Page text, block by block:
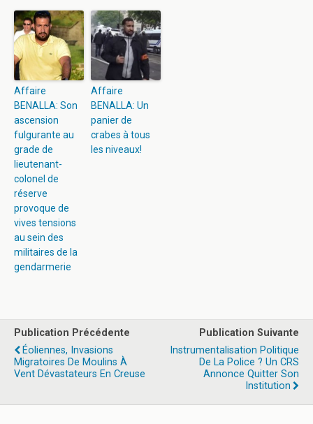
Affaire
BENALLA: Son
ascension
fulgurante au
grade de
lieutenant-
colonel de
réserve
provoque de
vives tensions
au sein des
militaires de la
gendarmerie
Affaire
BENALLA: Un
panier de
crabes à tous
les niveaux!
Publication Précédente
Éoliennes, Invasions
Migratoires De Moulins À
Vent Dévastateurs En Creuse
Publication Suivante
Instrumentalisation Politique
De La Police ? Un CRS
Annonce Quitter Son
Institution